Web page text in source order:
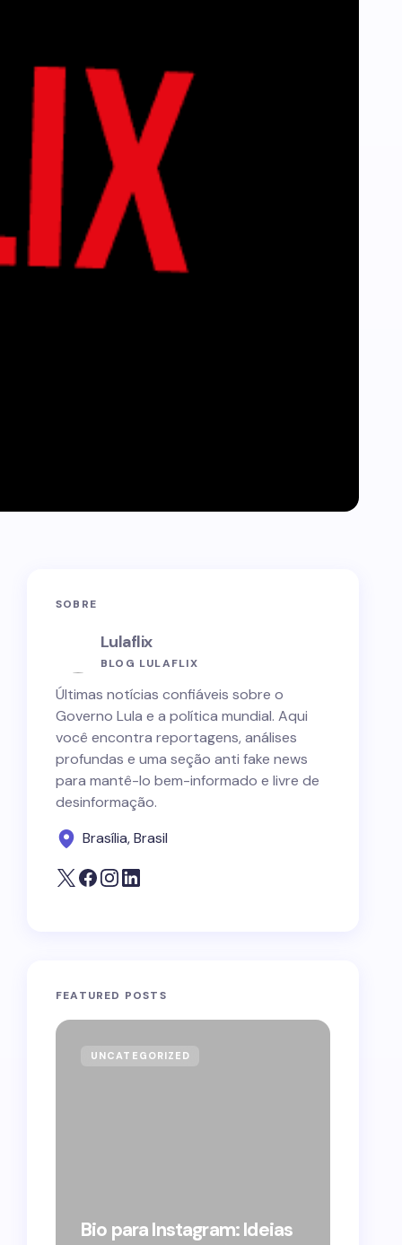
SOBRE
Lulaflix
BLOG LULAFLIX
Últimas notícias confiáveis sobre o
Governo Lula e a política mundial. Aqui
você encontra reportagens, análises
profundas e uma seção anti fake news
para mantê-lo bem-informado e livre de
desinformação.
Brasília, Brasil
FEATURED POSTS
UNCATEGORIZED
Bio para Instagram: Ideias